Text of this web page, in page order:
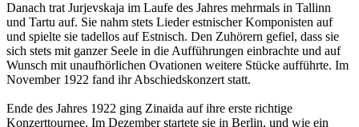
Danach trat Jurjevskaja im Laufe des Jahres mehrmals in Tallinn
und Tartu auf. Sie nahm stets Lieder estnischer Komponisten auf
und spielte sie tadellos auf Estnisch. Den Zuhörern gefiel, dass sie
sich stets mit ganzer Seele in die Aufführungen einbrachte und auf
Wunsch mit unaufhörlichen Ovationen weitere Stücke aufführte. Im
November 1922 fand ihr Abschiedskonzert statt.
Ende des Jahres 1922 ging Zinaida auf ihre erste richtige
Konzerttournee. Im Dezember startete sie in Berlin, und wie ein